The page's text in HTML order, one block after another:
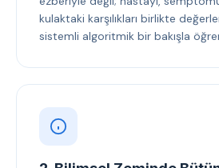
kulaktaki karşılıkları birlikte
sistemli algoritmik bir bakışla